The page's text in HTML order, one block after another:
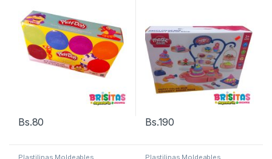
Bs.80 Bs.190